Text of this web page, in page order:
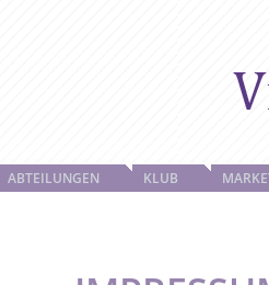
ABTEILUNGEN KLUB